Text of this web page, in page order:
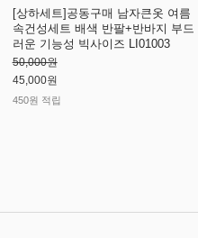
[상하세트]공동구매 남자큰옷 여름
속건성세트 배색 반팔+반바지 부드
러운 기능성 빅사이즈 LI01003
50,000원
45,000원
450원 적립